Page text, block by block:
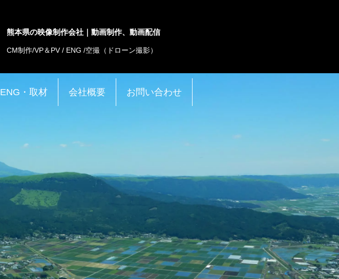
熊本県の映像制作会社｜動画制作、動画配信
CM制作/VP＆PV / ENG /空撮（ドローン撮影）
ENG・取材 会社概要 お問い合わせ